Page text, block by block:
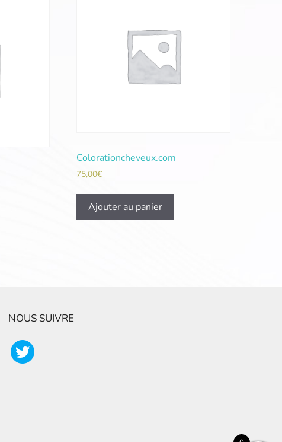
Colorationcheveux.com
75,00€
Ajouter au panier
NOUS SUIVRE